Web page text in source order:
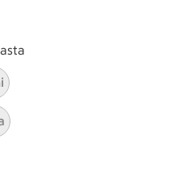
du alla goda recept du